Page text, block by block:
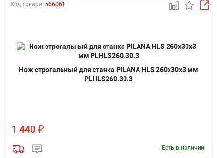
Код товара: 666061
Нож строгальный для станка PILANA HLS 260х30х3 мм
PLHLS260.30.3
1 440 ₽
Есть в наличии